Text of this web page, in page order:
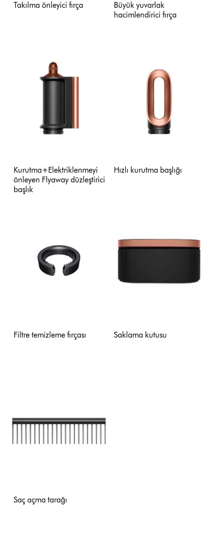
Takılma önleyici fırça
Büyük yuvarlak
hacimlendirici fırça
Kurutma+Elektriklenmeyi
önleyen Flyaway düzleştirici
başlık
Hızlı kurutma başlığı
Filtre temizleme fırçası Saklama kutusu
Saç açma tarağı